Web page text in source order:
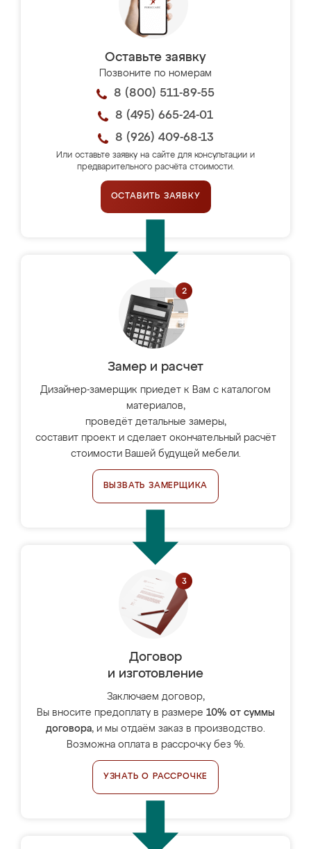
Оставьте заявку
Позвоните по номерам
8 (800) 511-89-55
8 (495) 665-24-01
8 (926) 409-68-13
Или оставьте заявку на сайте для консультации и
предварительного расчёта стоимости.
ОСТАВИТЬ ЗАЯВКУ
Замер и расчет
Дизайнер-замерщик приедет к Вам с каталогом
материалов,
проведёт детальные замеры,
составит проект и сделает окончательный расчёт
стоимости Вашей будущей мебели.
ВЫЗВАТЬ ЗАМЕРЩИКА
Договор
и изготовление
Заключаем договор,
Вы вносите предоплату в размере 10% от суммы
договора, и мы отдаём заказ в производство.
Возможна оплата в рассрочку без %.
УЗНАТЬ О РАССРОЧКЕ